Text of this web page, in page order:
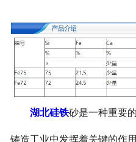
湖北硅铁砂是一种重要
铸造工业中发挥着关键的作